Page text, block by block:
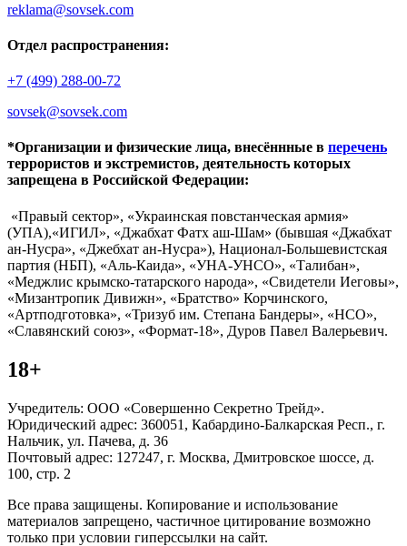
reklama@sovsek.com
Отдел распространения:
+7 (499) 288-00-72
sovsek@sovsek.com
*Организации и физические лица, внесённные в перечень
террористов и экстремистов, деятельность которых
запрещена в Российской Федерации:
«Правый сектор», «Украинская повстанческая армия»
(УПА),«ИГИЛ», «Джабхат Фатх аш-Шам» (бывшая «Джабхат
ан-Нусра», «Джебхат ан-Нусра»), Национал-Большевистская
партия (НБП), «Аль-Каида», «УНА-УНСО», «Талибан»,
«Меджлис крымско-татарского народа», «Свидетели Иеговы»,
«Мизантропик Дивижн», «Братство» Корчинского,
«Артподготовка», «Тризуб им. Степана Бандеры», «НСО»,
«Славянский союз», «Формат-18», Дуров Павел Валерьевич.
18+
Учредитель: ООО «Совершенно Секретно Трейд».
Юридический адрес: 360051, Кабардино-Балкарская Респ., г.
Нальчик, ул. Пачева, д. 36
Почтовый адрес: 127247, г. Москва, Дмитровское шоссе, д.
100, стр. 2
Все права защищены. Копирование и использование
материалов запрещено, частичное цитирование возможно
только при условии гиперссылки на сайт.